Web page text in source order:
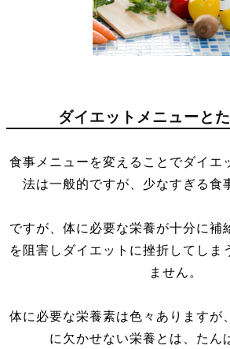
ダイエットメニューと
食事メニューを変えることでダイエ
法は一般的ですが、少なすぎる食
ですが、体に必要な栄養が十分に補
を阻害しダイエットに挫折してしま
ません。
体に必要な栄養素は色々ありますが
に欠かせない栄養とは、たん